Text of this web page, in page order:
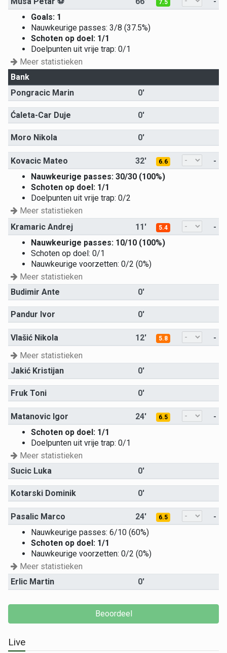
7.5
Goals: 1
Nauwkeurige passes: 3/8 (37.5%)
Schoten op doel: 1/1
Doelpunten uit vrije trap: 0/1
Meer statistieken
Bank
Pongracic Marin
0'
Ćaleta-Car Duje 0'
Moro Nikola 0'
Kovacic Mateo 32' 6.6
-
Nauwkeurige passes: 30/30 (100%)
Schoten op doel: 1/1
Doelpunten uit vrije trap: 0/2
Meer statistieken
Kramaric Andrej
11' 5.4
-
Nauwkeurige passes: 10/10 (100%)
Schoten op doel: 0/1
Nauwkeurige voorzetten: 0/2 (0%)
Meer statistieken
Budimir Ante
0'
Pandur Ivor 0'
Vlašić Nikola 12' 5.8
-
Meer statistieken
Jakić Kristijan
0'
Fruk Toni 0'
Matanovic Igor 24' 6.5
-
Schoten op doel: 1/1
Doelpunten uit vrije trap: 0/1
Meer statistieken
Sucic Luka
0'
Kotarski Dominik 0'
Pasalic Marco 24' 6.5
-
Nauwkeurige passes: 6/10 (60%)
Schoten op doel: 1/1
Nauwkeurige voorzetten: 0/2 (0%)
Meer statistieken
Erlic Martin
0'
Live